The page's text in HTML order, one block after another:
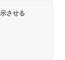
させる